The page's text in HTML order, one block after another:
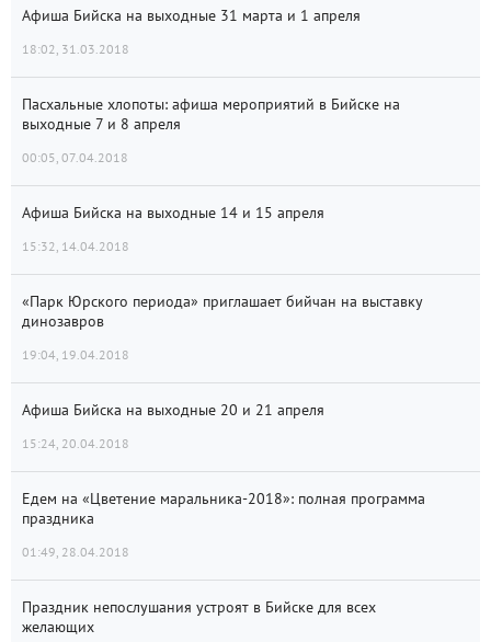
Афиша Бийска на выходные 31 марта и 1 апреля
18:02, 31.03.2018
Пасхальные хлопоты: афиша мероприятий в Бийске на
выходные 7 и 8 апреля
00:05, 07.04.2018
Афиша Бийска на выходные 14 и 15 апреля
15:32, 14.04.2018
«Парк Юрского периода» приглашает бийчан на выставку
динозавров
19:04, 19.04.2018
Афиша Бийска на выходные 20 и 21 апреля
15:24, 20.04.2018
Едем на «Цветение маральника-2018»: полная программа
праздника
01:49, 28.04.2018
Праздник непослушания устроят в Бийске для всех
желающих